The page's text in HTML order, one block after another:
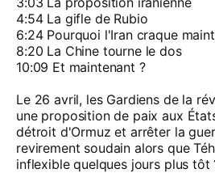
4:54 La gifle de Rubio
6:24 Pourquoi l'Iran craque
8:20 La Chine tourne le dos
10:09 Et maintenant ?
Le 26 avril, les Gardiens de la
une proposition de paix aux
détroit d'Ormuz et arrêter la
revirement soudain alors que
inflexible quelques jours plus tôt